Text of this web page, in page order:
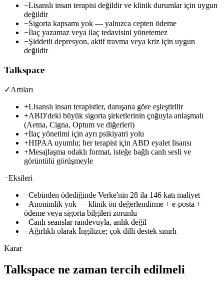
−Lisanslı insan terapisi değildir ve klinik durumlar için uygun
değildir
−Sigorta kapsamı yok — yalnızca cepten ödeme
−İlaç yazamaz veya ilaç tedavisini yönetemez
−Şiddetli depresyon, aktif travma veya kriz için uygun
değildir
Talkspace
✓Artıları
+Lisanslı insan terapistler, danışana göre eşleştirilir
+ABD'deki büyük sigorta şirketlerinin çoğuyla anlaşmalı
(Aetna, Cigna, Optum ve diğerleri)
+İlaç yönetimi için ayrı psikiyatri yolu
+HIPAA uyumlu; her terapist için ABD eyalet lisansı
+Mesajlaşma odaklı format, isteğe bağlı canlı sesli ve
görüntülü görüşmeyle
−Eksileri
−Cebinden ödediğinde Verke'nin 28 ila 146 katı maliyet
−Anonimlik yok — klinik ön değerlendirme + e-posta +
ödeme veya sigorta bilgileri zorunlu
−Canlı seanslar randevuyla, anlık değil
−Ağırlıklı olarak İngilizce; çok dilli destek sınırlı
Karar
Talkspace ne zaman tercih edilmeli